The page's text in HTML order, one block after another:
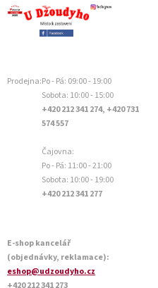
Prodejna:Po - Pá: 09:00 - 19:00
Sobota: 10:00 - 15:00
+420 212 341 274, +420 731
574 557
Čajovna:
Po - Pá: 11:00 - 21:00
Sobota: 10:00 - 19:00
+420 212 341 277
E-shop kancelář
(objednávky, reklamace):
eshop@udzoudyho.cz
+420 212 341 273